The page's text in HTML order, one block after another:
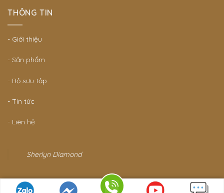
THÔNG TIN
- Giới thiệu
- Sản phẩm
- Bộ sưu tập
- Tin tức
- Liên hệ
Sherlyn Diamond